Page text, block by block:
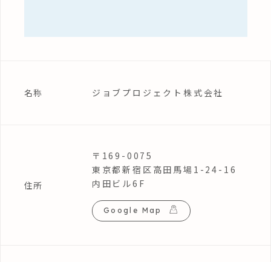
名称 ジョブプロジェクト株式会社
住所
〒169-0075
東京都新宿区高田馬場1-24-16
内田ビル6F
Google Map